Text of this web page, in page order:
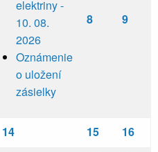
elektriny -
10. 08.
2026
Oznámenie
o uložení
zásielky
8 9
14 15
16